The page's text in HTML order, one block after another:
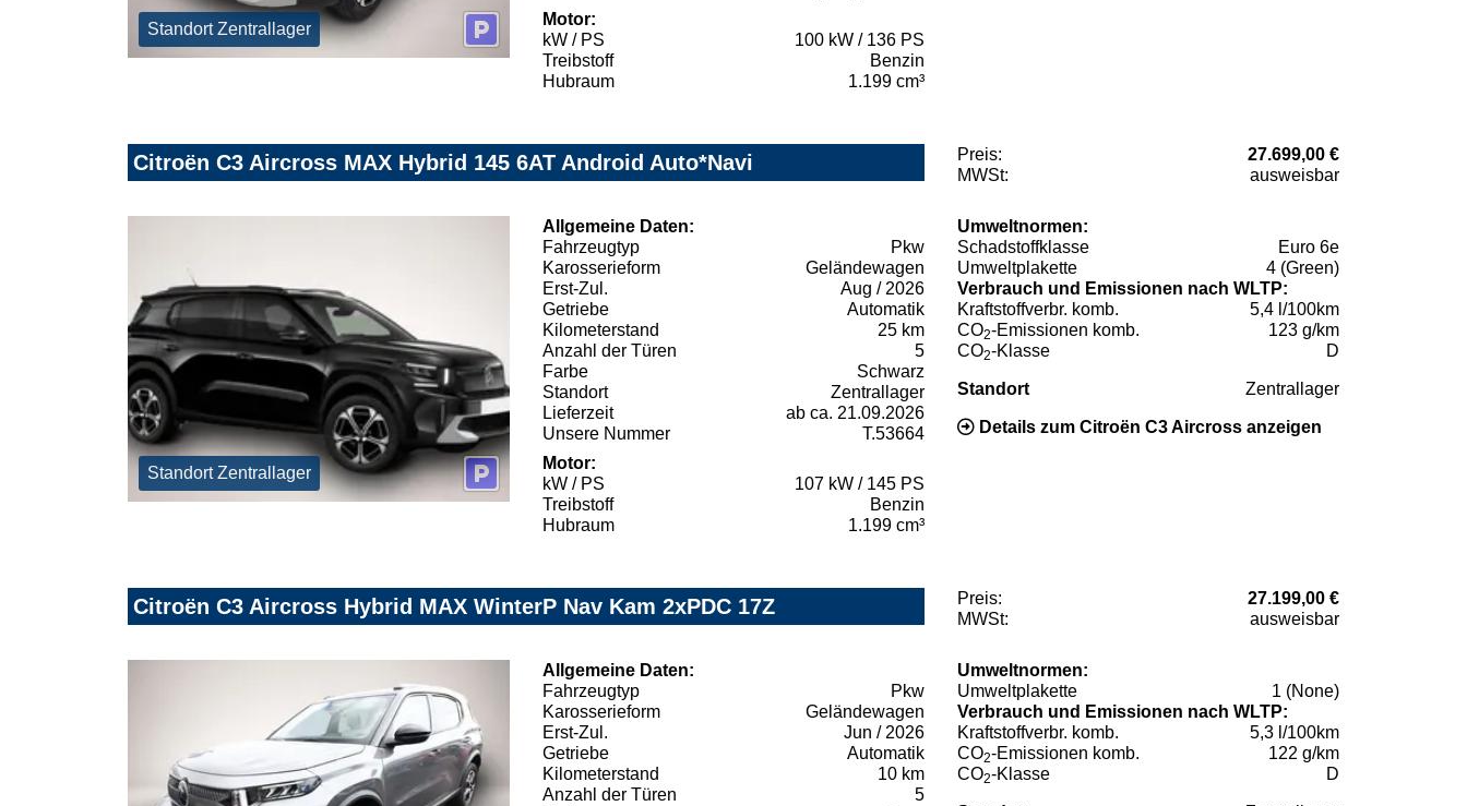
Standort Zentrallager
Motor:
kW / PS
100 kW / 136 PS
Treibstoff
Benzin
Hubraum
1.199 cm³
Citroën C3 Aircross MAX Hybrid 145 6AT Android Auto*Navi Preis:
27.699,00 €
MWSt:
ausweisbar
Standort Zentrallager
Allgemeine Daten:
Fahrzeugtyp
Pkw
Karosserieform
Geländewagen
Erst-Zul.
Aug / 2026
Getriebe
Automatik
Kilometerstand
25 km
Anzahl der Türen
5
Farbe
Schwarz
Standort
Zentrallager
Lieferzeit
ab ca. 21.09.2026
Unsere Nummer
T.53664
Motor:
kW / PS
107 kW / 145 PS
Treibstoff
Benzin
Hubraum
1.199 cm³
Umweltnormen:
Schadstoffklasse
Euro 6e
Umweltplakette
4 (Green)
Verbrauch und Emissionen nach WLTP:
Kraftstoffverbr. komb.
5,4 l/100km
CO2-Emissionen komb.
123 g/km
CO2-Klasse D
Standort Zentrallager
Details zum Citroën C3 Aircross anzeigen
Citroën C3 Aircross Hybrid MAX WinterP Nav Kam 2xPDC 17Z Preis:
27.199,00 €
MWSt:
ausweisbar
Allgemeine Daten:
Fahrzeugtyp
Pkw
Karosserieform
Geländewagen
Erst-Zul.
Jun / 2026
Getriebe
Automatik
Kilometerstand
10 km
Anzahl der Türen
5
Umweltnormen:
Umweltplakette
1 (None)
Verbrauch und Emissionen nach WLTP:
Kraftstoffverbr. komb.
5,3 l/100km
CO2-Emissionen komb.
122 g/km
CO2-Klasse D